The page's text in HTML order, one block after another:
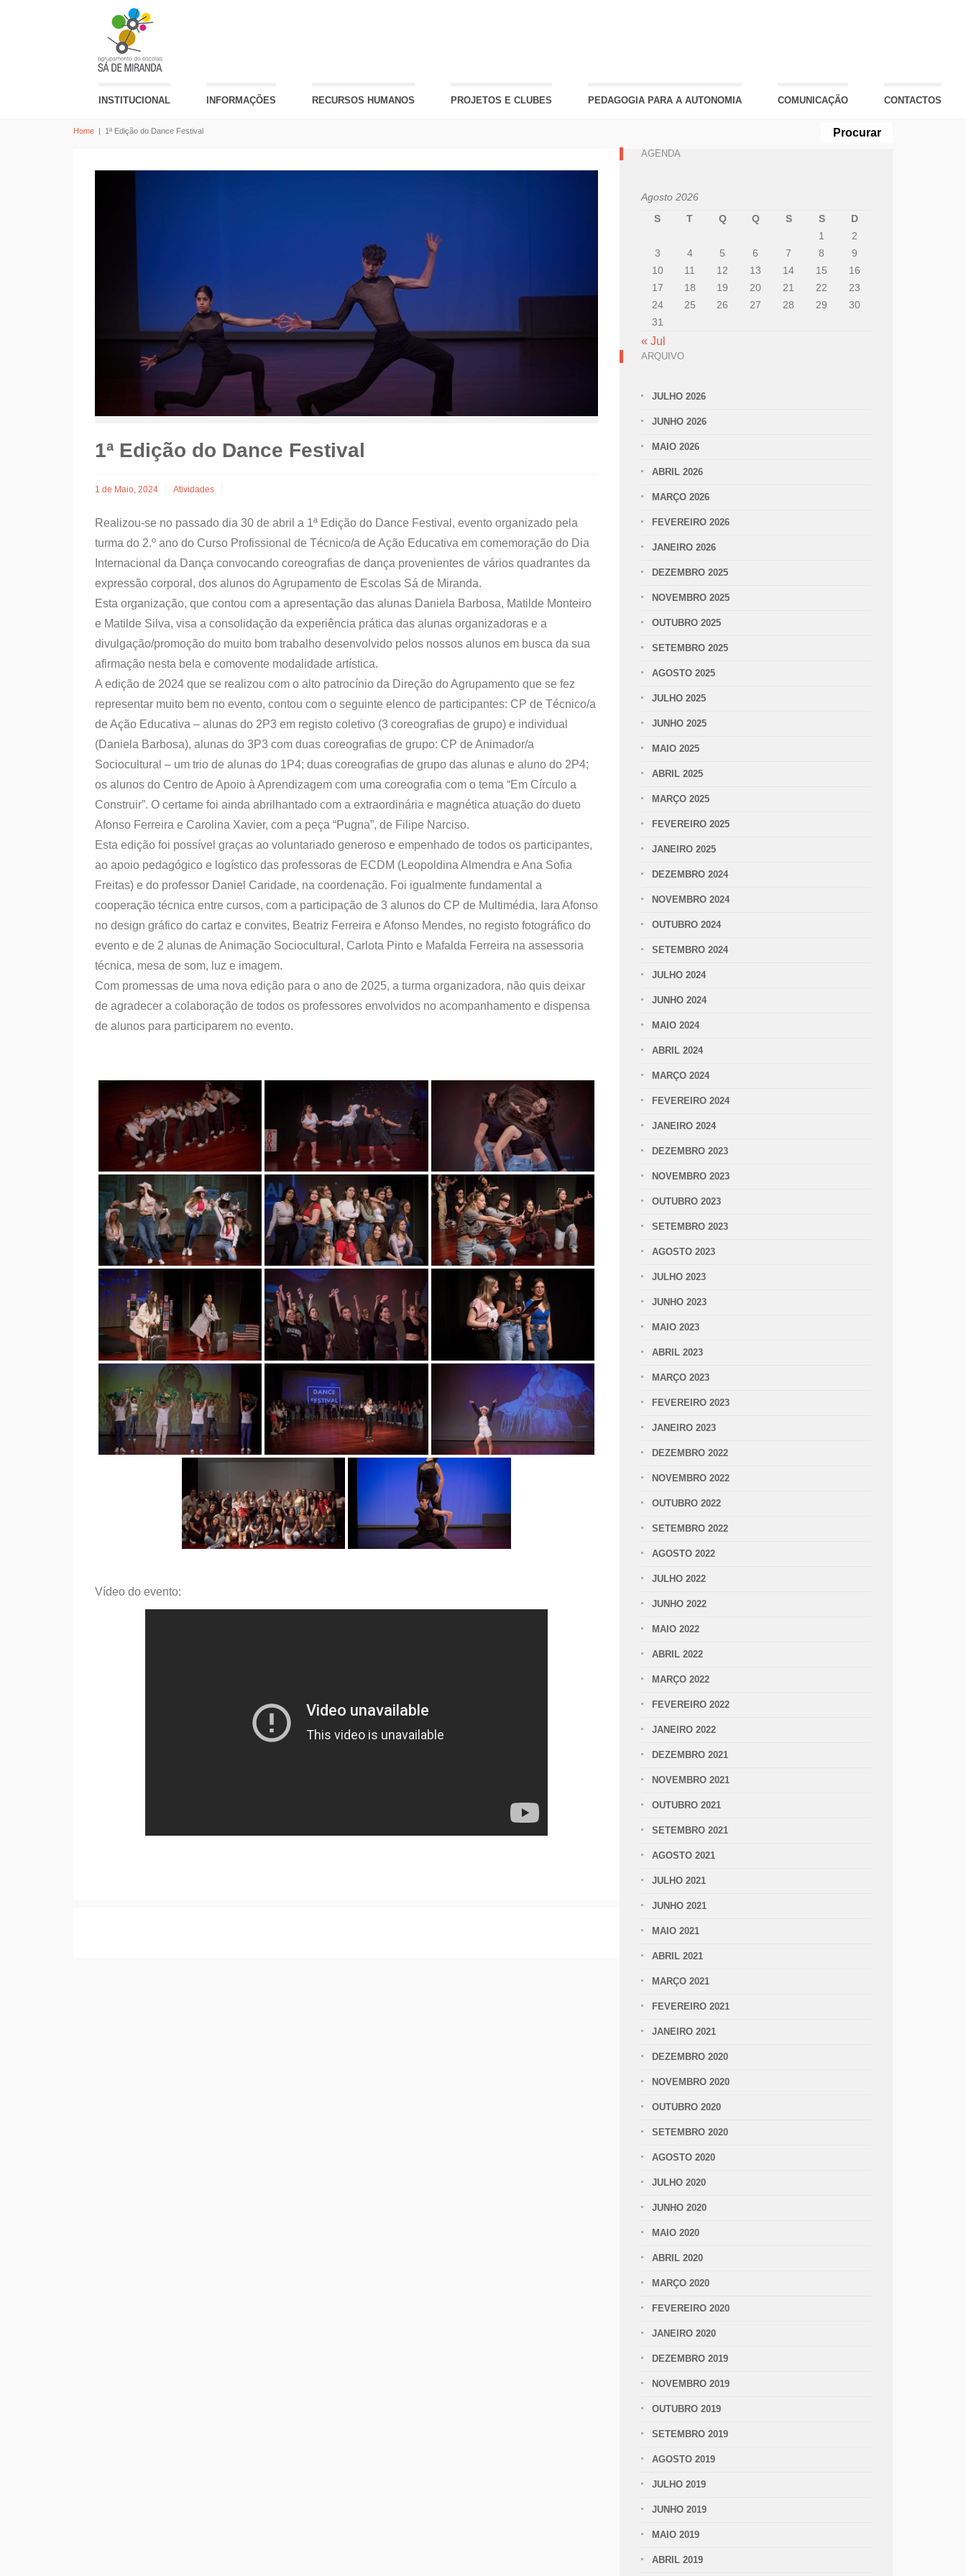
INSTITUCIONAL INFORMAÇÕES RECURSOS HUMANOS PROJETOS E CLUBES PEDAGOGIA PARA A AUTONOMIA COMUNICAÇÃO CONTACTOS
Home | 1ª Edição do Dance Festival
1ª Edição do Dance Festival
1 de Maio, 2024 Atividades
Realizou-se no passado dia 30 de abril a 1ª Edição do Dance Festival, evento organizado pela
turma do 2.º ano do Curso Profissional de Técnico/a de Ação Educativa em comemoração do Dia
Internacional da Dança convocando coreografias de dança provenientes de vários quadrantes da
expressão corporal, dos alunos do Agrupamento de Escolas Sá de Miranda.
Esta organização, que contou com a apresentação das alunas Daniela Barbosa, Matilde Monteiro
e Matilde Silva, visa a consolidação da experiência prática das alunas organizadoras e a
divulgação/promoção do muito bom trabalho desenvolvido pelos nossos alunos em busca da sua
afirmação nesta bela e comovente modalidade artística.
A edição de 2024 que se realizou com o alto patrocínio da Direção do Agrupamento que se fez
representar muito bem no evento, contou com o seguinte elenco de participantes: CP de Técnico/a
de Ação Educativa – alunas do 2P3 em registo coletivo (3 coreografias de grupo) e individual
(Daniela Barbosa), alunas do 3P3 com duas coreografias de grupo: CP de Animador/a
Sociocultural – um trio de alunas do 1P4; duas coreografias de grupo das alunas e aluno do 2P4;
os alunos do Centro de Apoio à Aprendizagem com uma coreografia com o tema “Em Círculo a
Construir”. O certame foi ainda abrilhantado com a extraordinária e magnética atuação do dueto
Afonso Ferreira e Carolina Xavier, com a peça “Pugna”, de Filipe Narciso.
Esta edição foi possível graças ao voluntariado generoso e empenhado de todos os participantes,
ao apoio pedagógico e logístico das professoras de ECDM (Leopoldina Almendra e Ana Sofia
Freitas) e do professor Daniel Caridade, na coordenação. Foi igualmente fundamental a
cooperação técnica entre cursos, com a participação de 3 alunos do CP de Multimédia, Iara Afonso
no design gráfico do cartaz e convites, Beatriz Ferreira e Afonso Mendes, no registo fotográfico do
evento e de 2 alunas de Animação Sociocultural, Carlota Pinto e Mafalda Ferreira na assessoria
técnica, mesa de som, luz e imagem.
Com promessas de uma nova edição para o ano de 2025, a turma organizadora, não quis deixar
de agradecer a colaboração de todos os professores envolvidos no acompanhamento e dispensa
de alunos para participarem no evento.
Vídeo do evento:
AGENDA
Agosto 2026
S
T Q Q S S
D
1
2
3
4 5 6 7 8
9
10
11 12 13 14 15
16
17
18 19 20 21 22
23
24
25 26 27 28 29
30
31
« Jul
ARQUIVO
JULHO 2026
JUNHO 2026
MAIO 2026
ABRIL 2026
MARÇO 2026
FEVEREIRO 2026
JANEIRO 2026
DEZEMBRO 2025
NOVEMBRO 2025
OUTUBRO 2025
SETEMBRO 2025
AGOSTO 2025
JULHO 2025
JUNHO 2025
MAIO 2025
ABRIL 2025
MARÇO 2025
FEVEREIRO 2025
JANEIRO 2025
DEZEMBRO 2024
NOVEMBRO 2024
OUTUBRO 2024
SETEMBRO 2024
JULHO 2024
JUNHO 2024
MAIO 2024
ABRIL 2024
MARÇO 2024
FEVEREIRO 2024
JANEIRO 2024
DEZEMBRO 2023
NOVEMBRO 2023
OUTUBRO 2023
SETEMBRO 2023
AGOSTO 2023
JULHO 2023
JUNHO 2023
MAIO 2023
ABRIL 2023
MARÇO 2023
FEVEREIRO 2023
JANEIRO 2023
DEZEMBRO 2022
NOVEMBRO 2022
OUTUBRO 2022
SETEMBRO 2022
AGOSTO 2022
JULHO 2022
JUNHO 2022
MAIO 2022
ABRIL 2022
MARÇO 2022
FEVEREIRO 2022
JANEIRO 2022
DEZEMBRO 2021
NOVEMBRO 2021
OUTUBRO 2021
SETEMBRO 2021
AGOSTO 2021
JULHO 2021
JUNHO 2021
MAIO 2021
ABRIL 2021
MARÇO 2021
FEVEREIRO 2021
JANEIRO 2021
DEZEMBRO 2020
NOVEMBRO 2020
OUTUBRO 2020
SETEMBRO 2020
AGOSTO 2020
JULHO 2020
JUNHO 2020
MAIO 2020
ABRIL 2020
MARÇO 2020
FEVEREIRO 2020
JANEIRO 2020
DEZEMBRO 2019
NOVEMBRO 2019
OUTUBRO 2019
SETEMBRO 2019
AGOSTO 2019
JULHO 2019
JUNHO 2019
MAIO 2019
ABRIL 2019